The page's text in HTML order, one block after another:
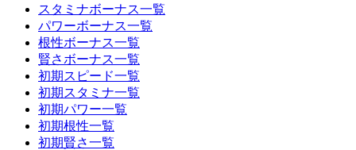
スタミナボーナス一覧
パワーボーナス一覧
根性ボーナス一覧
賢さボーナス一覧
初期スピード一覧
初期スタミナ一覧
初期パワー一覧
初期根性一覧
初期賢さ一覧